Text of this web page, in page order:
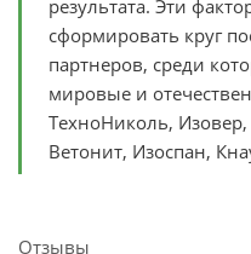
результата. Эти
сформировать круг
партнеров, среди
мировые и
ТехноНиколь,
Ветонит, Изоспан,
Отзывы